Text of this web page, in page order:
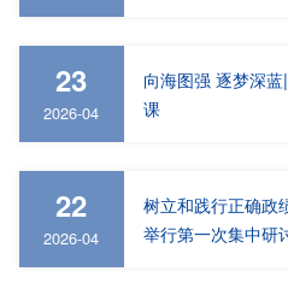
23
2026-04
向海图强 逐梦深
课
22
2026-04
树立和践行正确政
举行第一次集中研